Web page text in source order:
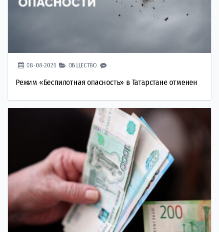
08-08-2026 ОБЩЕСТВО
Режим «Беспилотная опасность» в Татарстане отменен